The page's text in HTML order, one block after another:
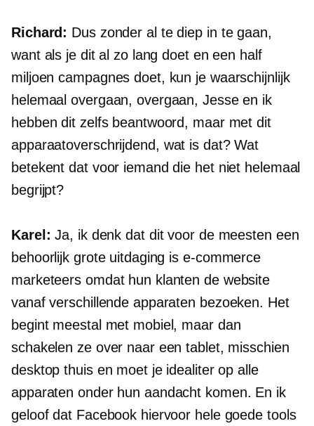
Richard: Dus zonder al te diep in te gaan,
want als je dit al zo lang doet en een half
miljoen campagnes doet, kun je waarschijnlijk
helemaal overgaan, overgaan, Jesse en ik
hebben dit zelfs beantwoord, maar met dit
apparaatoverschrijdend, wat is dat? Wat
betekent dat voor iemand die het niet helemaal
begrijpt?
Karel: Ja, ik denk dat dit voor de meesten een
behoorlijk grote uitdaging is e-commerce
marketeers omdat hun klanten de website
vanaf verschillende apparaten bezoeken. Het
begint meestal met mobiel, maar dan
schakelen ze over naar een tablet, misschien
desktop thuis en moet je idealiter op alle
apparaten onder hun aandacht komen. En ik
geloof dat Facebook hiervoor hele goede tools